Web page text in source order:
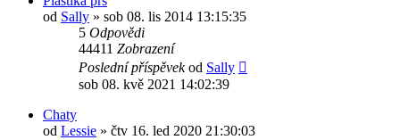
od Sally » sob 08. lis 2014 13:15:35
5 Odpovědi
44411 Zobrazení
Poslední příspěvekod Sally
sob 08. kvě 2021 14:02:39
Chaty
od Lessie » čtv 16. led 2020 21:30:03